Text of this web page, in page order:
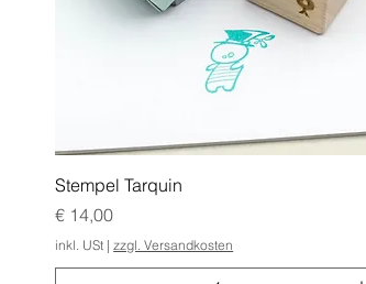
Stempel Tarquin
Preis
€ 14,00
inkl. USt |zzgl. Versandkosten